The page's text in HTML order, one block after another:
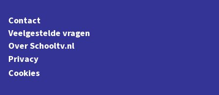
Contact
Veelgestelde vragen
Over Schooltv.nl
Privacy
Cookies